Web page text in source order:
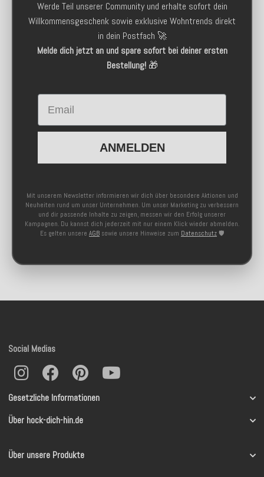
Werde Teil unserer Community und erhalte sofort dein
Willkommensgeschenk sowie exklusive Wohntrends direkt
in dein Postfach 🚀
Melde dich jetzt an und spare sofort bei deiner ersten
Bestellung!🎁
Email
ANMELDEN
Mit unserem Newsletter informieren wir dich über besondere Aktionen und
Neuheiten rund um unser Unternehmen. Um unser Marketing zu verbessern
und dir passende Inhalte zu zeigen, messen wir den Erfolg unserer
Kampagnen. Du kannst dich jederzeit mit nur einem Klick wieder abmelden.
Es gelten unsere AGB sowie unsere Hinweise zum Datenschutz 🛡️
Gesetzliche Informationen
Über hock-dich-hin.de
Über unsere Produkte
Social Medias